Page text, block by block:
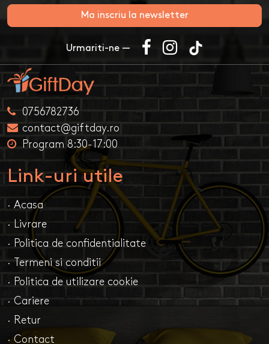
Ma inscriu la newsletter
Urmariti-ne —
0756782736
contact@giftday.ro
Program 8:30-17:00
Link-uri utile
· Acasa
· Livrare
· Politica de confidentialitate
· Termeni si conditii
· Politica de utilizare cookie
· Cariere
· Retur
· Contact